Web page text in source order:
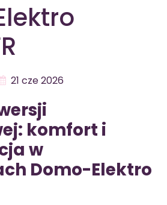
21 cze 2026
komfort i
w
Domo-Elektro